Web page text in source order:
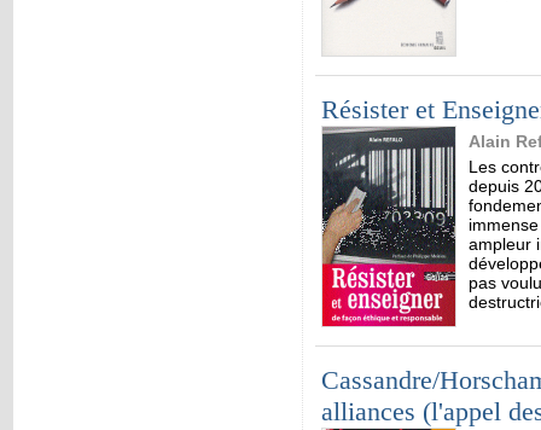
Résister et
Alain
Les
depuis
ampleur
pas
Cassandre/
alliances (l'appel